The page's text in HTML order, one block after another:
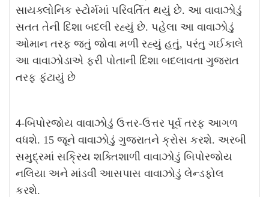
સાયક્લોનિક સ્ટોર્મમાં પરિવર્તિત થયું છે. આ વાવાઝોડું
સતત તેની દિશા બદલી રહ્યું છે. પહેલા આ વાવાઝોડું
ઓમાન તરફ જતું જોવા મળી રહ્યું હતું, પરંતુ ગઈકાલે
આ વાવાઝોડાએ ફરી પોતાની દિશા બદલાવતા ગુજરાત
તરફ ફંટાયું છે
4-બિપોરજોય વાવાઝોડું ઉત્તર-ઉત્તર પૂર્વ તરફ આગળ
વધશે. 15 જૂને વાવાઝોડું ગુજરાતને ક્રોસ કરશે. અરબી
સમુદ્રમાં સક્રિય શક્તિશાળી વાવાઝોડું બિપોરજોય
નલિયા અને માંડવી આસપાસ વાવાઝોડું લેન્ડફોલ
કરશે.